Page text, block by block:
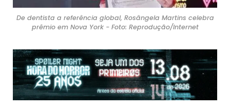
De dentista a referência global, Rosângela Martins celebra
prêmio em Nova York - Foto: Reprodução/Internet